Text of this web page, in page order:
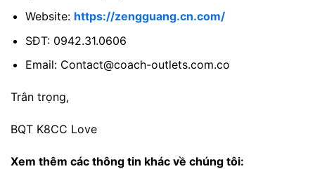
Website: https://zengguang.cn.com/
SĐT: 0942.31.0606
Email: Contact@coach-outlets.com.co
Trân trọng,
BQT K8CC Love
Xem thêm các thông tin khác về chúng tôi: